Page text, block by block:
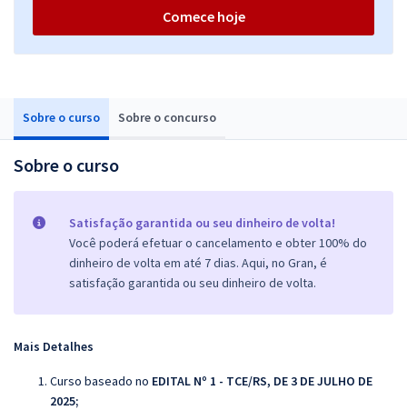
Sobre o curso Sobre o concurso
Sobre o curso
Satisfação garantida ou seu dinheiro de volta!
Você poderá efetuar o cancelamento e obter 100% do
dinheiro de volta em até 7 dias. Aqui, no Gran, é
satisfação garantida ou seu dinheiro de volta.
Mais Detalhes
Curso baseado no EDITAL Nº 1 - TCE/RS, DE 3 DE JULHO DE
2025;
Comece hoje